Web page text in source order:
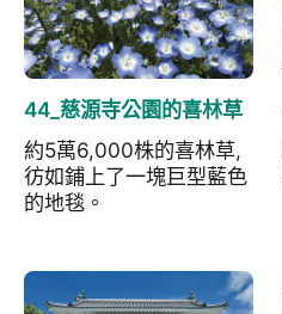
44_慈源寺公園的喜林草
約5萬6,000株的喜林草,
彷如鋪上了一塊巨型藍色
的地毯。